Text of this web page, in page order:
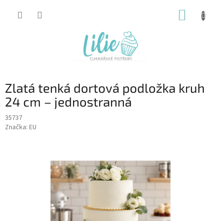
Zlatá tenká dortová podložka kruh
24 cm – jednostranná
35737
Značka: EU